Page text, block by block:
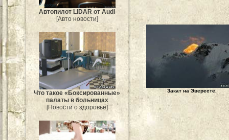
Автопилот LIDAR от Audi
[Авто новости]
Что такое «Боксированные»
палаты в больницах
[Новости о здоровье]
Закат на Эвересте.